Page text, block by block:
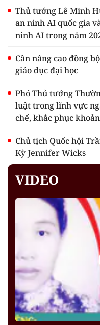
Thủ tướng Lê Minh
an ninh AI quốc gia
ninh AI trong năm
Cần nâng cao đồng
giáo dục đại học
Phó Thủ tướng
luật trong lĩnh vực
chế, khắc phục
Chủ tịch Quốc hội
Kỳ Jennifer Wicks
VIDEO